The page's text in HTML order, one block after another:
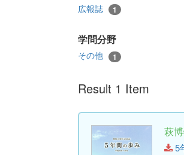
広報誌 1
学問分野
その他 1
Result 1 Item
萩
5